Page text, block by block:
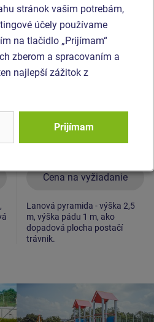
Produkt - PY-626K-10
Lanová pyramída
PY626K (v.p. 1 m, so 6-
mi napínacími
zámkami)
Cena na vyžiadanie
Lanová pyramida - výška 2,5
m, výška pádu 1 m, ako
dopadová plocha postačí
trávnik.
stránok vašim potrebám,
účely používame
na tlačidlo „Prijímam“
zberom a spracovaním a
najlepší zážitok z
Prijímam